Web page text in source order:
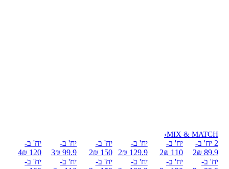
MIX & MATCH
›
2 יח' ב-
89.9 ₪
2
יח' ב-
יח' ב-
110 ₪
2
יח' ב-
יח' ב-
129.9 ₪
2
יח' ב-
יח' ב-
150 ₪
2
יח' ב-
יח' ב-
99.9 ₪
3
יח' ב-
יח' ב-
120 ₪
4
יח' ב-